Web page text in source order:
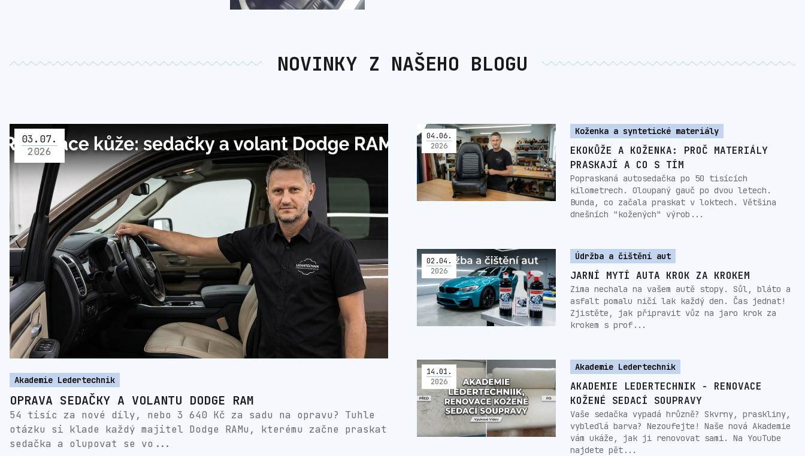
NOVINKY Z NAŠEHO BLOGU
03. 07.
2026
Akademie Ledertechnik
OPRAVA SEDAČKY A VOLANTU DODGE RAM
54 tisíc za nové díly, nebo 3 640 Kč za sadu na opravu? Tuhle
otázku si klade každý majitel Dodge RAMu, kterému začne praskat
sedačka a olupovat se vo...
04 .06.
2026
Koženka a syntetické materiály
EKOKŮŽE A KOŽENKA: PROČ MATERIÁLY
PRASKAJÍ A CO S TÍM
Popraskaná autosedačka po 50 tisících
kilometrech. Oloupaný gauč po dvou letech.
Bunda, co začala praskat v loktech. Většina
dnešních "kožených" výrob...
02 .04 .
2026
Údržba a čištění aut
JARNÍ MYTÍ AUTA KROK ZA KROKEM
Zima nechala na vašem autě stopy. Sůl, bláto a
asfalt pomalu ničí lak každý den. Čas jednat!
Zjistěte, jak připravit vůz na jaro krok za
krokem s prof...
14 .01 .
2026
Akademie Ledertechnik
AKADEMIE LEDERTECHNIK - RENOVACE
KOŽENÉ SEDACÍ SOUPRAVY
Vaše sedačka vypadá hrůzně? Skvrny, praskliny,
vybledlá barva? Nezoufejte! Naše nová Akademie
vám ukáže, jak ji renovovat sami. Na YouTube
najdete pět...